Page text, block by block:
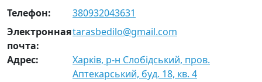
Телефон:
380932043631
Электронная
почта:
tarasbedilo@gmail.com
Адрес:
Харків, р-н Слобідський, пров.
Аптекарський, буд. 18, кв. 4